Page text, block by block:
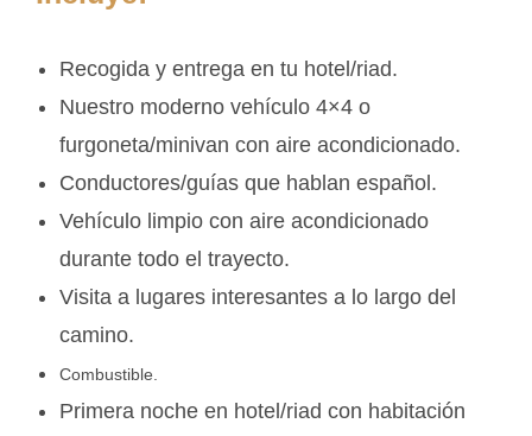
Recogida y entrega en tu hotel/riad.
Nuestro moderno vehículo 4×4 o
furgoneta/minivan con aire acondicionado.
Conductores/guías que hablan español.
Vehículo limpio con aire acondicionado
durante todo el trayecto.
Visita a lugares interesantes a lo largo del
camino.
Combustible.
Primera noche en hotel/riad con habitación